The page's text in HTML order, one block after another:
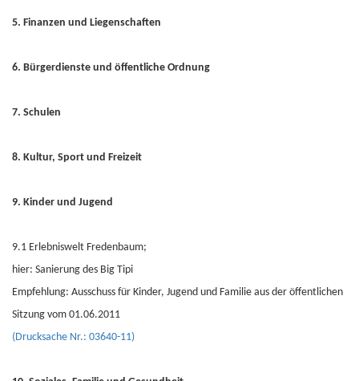
5. Finanzen und Liegenschaften
6. Bürgerdienste und öffentliche Ordnung
7. Schulen
8. Kultur, Sport und Freizeit
9. Kinder und Jugend
9.1 Erlebniswelt Fredenbaum;
hier: Sanierung des Big Tipi
Empfehlung: Ausschuss für Kinder, Jugend und Familie aus der öffentlichen
Sitzung vom 01.06.2011
(Drucksache Nr.: 03640-11)